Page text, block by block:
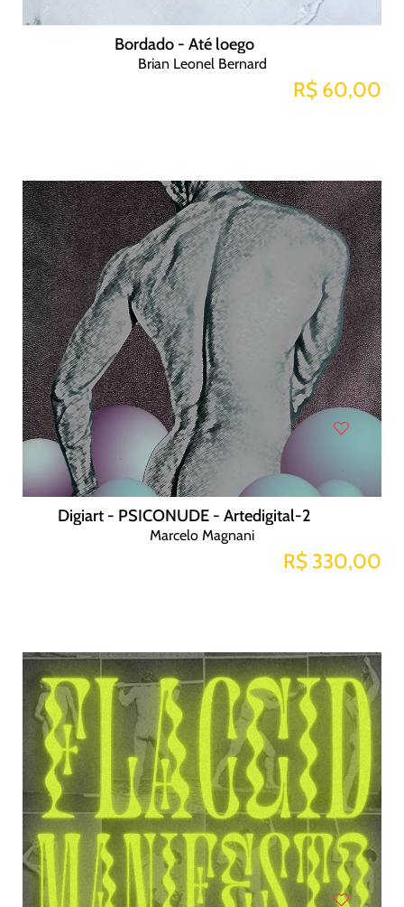
Bordado - Até loego
Brian Leonel Bernard
R$ 60,00
Digiart - PSICONUDE - Artedigital-2
Marcelo Magnani
R$ 330,00